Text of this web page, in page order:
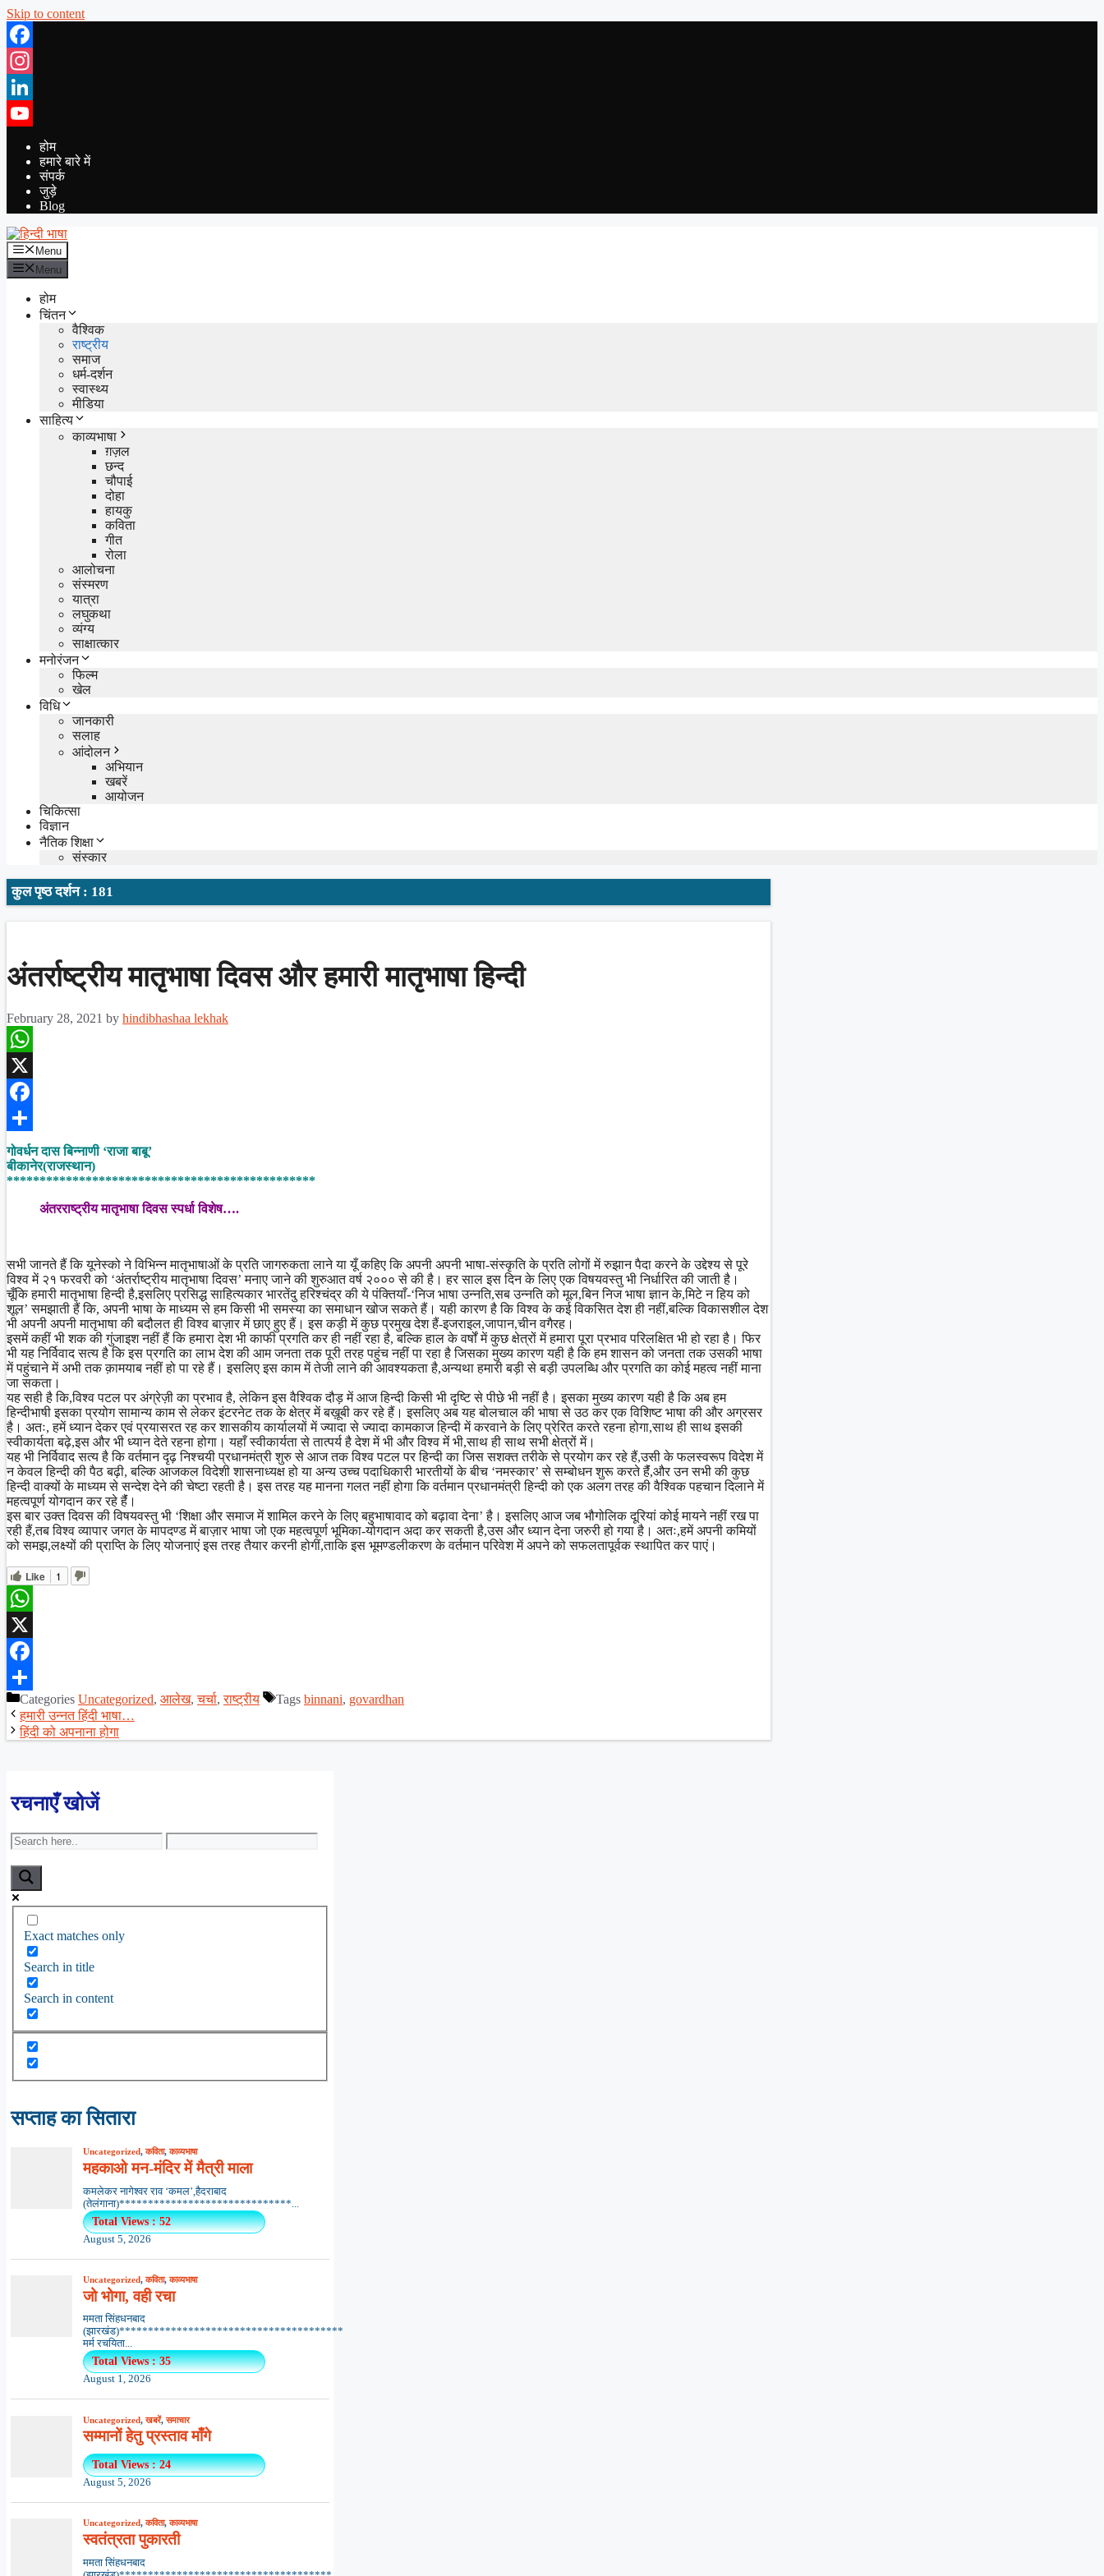
Skip to content
Facebook
Instagram
LinkedIn
YouTube
होम
हमारे बारे में
संपर्क
जुड़े
Blog
Menu
Menu
होम
चिंतन
वैश्विक
राष्ट्रीय
समाज
धर्म-दर्शन
स्वास्थ्य
मीडिया
साहित्य
काव्यभाषा
ग़ज़ल
छन्द
चौपाई
दोहा
हायकु
कविता
गीत
रोला
आलोचना
संस्मरण
यात्रा
लघुकथा
व्यंग्य
साक्षात्कार
मनोरंजन
फिल्म
खेल
विधि
जानकारी
सलाह
आंदोलन
अभियान
खबरें
आयोजन
चिकित्सा
विज्ञान
नैतिक शिक्षा
संस्कार
कुल पृष्ठ दर्शन : 181
अंतर्राष्ट्रीय मातृभाषा दिवस और हमारी मातृभाषा हिन्दी
February 28, 2021 by hindibhashaa lekhak
WhatsApp
X
Facebook
Share
गोवर्धन दास बिन्नाणी ‘राजा बाबू’
बीकानेर(राजस्थान)
***********************************************
अंतरराष्ट्रीय मातृभाषा दिवस स्पर्धा विशेष….
सभी जानते हैं कि यूनेस्को ने विभिन्न मातृभाषाओं के प्रति जागरुकता लाने या यूँ कहिए कि अपनी अपनी भाषा-संस्कृति के प्रति लोगों में रुझान पैदा करने के उद्देश्य से पूरे
विश्व में २१ फरवरी को ‘अंतर्राष्ट्रीय मातृभाषा दिवस’ मनाए जाने की शुरुआत वर्ष २००० से की है। हर साल इस दिन के लिए एक विषयवस्तु भी निर्धारित की जाती है।
चूँकि हमारी मातृभाषा हिन्दी है,इसलिए प्रसिद्ध साहित्यकार भारतेंदु हरिश्चंद्र की ये पंक्तियाँ-‘निज भाषा उन्नति,सब उन्नति को मूल,बिन निज भाषा ज्ञान के,मिटे न हिय को
शूल’ समझाती हैं कि, अपनी भाषा के माध्यम से हम किसी भी समस्या का समाधान खोज सकते हैं। यही कारण है कि विश्व के कई विकसित देश ही नहीं,बल्कि विकासशील देश
भी अपनी अपनी मातृभाषा की बदौलत ही विश्‍व बाज़ार में छाए हुए हैं। इस कड़ी में कुछ प्रमुख देश हैं-इजराइल,जापान,चीन वगैरह।
इसमें कहीं भी शक की गुंजाइश नहीं हैं कि हमारा देश भी काफी प्रगति कर ही नहीं रहा है, बल्कि हाल के वर्षों में कुछ क्षेत्रों में हमारा पूरा प्रभाव परिलक्षित भी हो रहा है। फिर
भी यह निर्विवाद सत्य है कि इस प्रगति का लाभ देश की आम जनता तक पूरी तरह पहुंच नहीं पा रहा है जिसका मुख्य कारण यही है कि हम शासन को जनता तक उसकी भाषा
में पहुंचाने में अभी तक क़ामयाब नहीं हो पा रहे हैं। इसलिए इस काम में तेजी लाने की आवश्यकता है,अन्यथा हमारी बड़ी से बड़ी उपलब्धि और प्रगति का कोई महत्व नहीं माना
जा सकता।
यह सही है कि,विश्व पटल पर अंग्रेज़ी का प्रभाव है, लेकिन इस वैश्‍विक दौड़ में आज हिन्दी किसी भी दृष्टि से पीछे भी नहीं है। इसका मुख्य कारण यही है कि अब हम
हिन्दीभाषी इसका प्रयोग सामान्य काम से लेकर इंटरनेट तक के क्षेत्र में बख़ूबी कर रहे हैं। इसलिए अब यह बोलचाल की भाषा से उठ कर एक विशिष्ट भाषा की और अग्रसर
है। अतः, हमें ध्यान देकर एवं प्रयासरत रह कर शासकीय कार्यालयों में ज्यादा से ज्यादा कामकाज हिन्दी में करवाने के लिए प्रेरित करते रहना होगा,साथ ही साथ इसकी
स्वीकार्यता बढ़े,इस और भी ध्यान देते रहना होगा। यहाँ स्वीकार्यता से तात्पर्य है देश में भी और विश्व मेंं भी,साथ ही साथ सभी क्षेत्रों में।
यह भी निर्विवाद सत्य है कि वर्तमान दृढ़ निश्चयी प्रधानमंत्री शुरु से आज तक विश्व पटल पर हिन्दी का जिस सशक्त तरीके से प्रयोग कर रहे हैं,उसी के फलस्वरूप विदेश में
न केवल हिन्दी की पैठ बढ़ी, बल्कि आजकल विदेशी शासनाध्यक्ष हो या अन्य उच्च पदाधिकारी भारतीयों के बीच ‘नमस्कार’ से सम्बोधन शुरू करते हैंं,और उन सभी की कुछ
हिन्दी वाक्यों के माध्यम से सन्देश देने की चेष्टा रहती है। इस तरह यह मानना गलत नहीं होगा कि वर्तमान प्रधानमंत्री हिन्दी को एक अलग तरह की वैश्विक पहचान दिलाने में
महत्वपूर्ण योगदान कर रहे हैंं।
इस बार उक्त दिवस की विषयवस्तु भी ‘शिक्षा और समाज में शामिल करने के लिए बहुभाषावाद को बढ़ावा देना’ है। इसलिए आज जब भौगोलिक दूरियां कोई मायने नहीं रख पा
रही हैं,तब विश्व व्यापार जगत के मापदण्ड में बाज़ार भाषा जो एक महत्वपूर्ण भूमिका-योगदान अदा कर सकती है,उस और ध्यान देना जरुरी हो गया है। अतः,हमें अपनी कमियों
को समझ,लक्ष्यों की प्राप्ति के लिए योजनाएं इस तरह तैयार करनी होगीं,ताकि इस भूमण्डलीकरण के वर्तमान परिवेश में अपने को सफलतापूर्वक स्थापित कर पाएं।
Like 1
WhatsApp
X
Facebook
ShareCategories Uncategorized, आलेख,चर्चा,राष्ट्रीय Tags binnani, govardhan
हमारी उन्नत हिंदी भाषा…
हिंदी को अपनाना होगा
रचनाएँ खोजें
Exact matches only
Search in title
Search in content
सप्ताह का सितारा
Uncategorized,कविता,काव्यभाषा
महकाओ मन-मंदिर में मैत्री माला
कमलेकर नागेश्वर राव ‘कमल’,हैदराबाद
(तेलंगाना)******************************...
Total Views : 52
August 5, 2026
Uncategorized,कविता,काव्यभाषा
जो भोगा, वही रचा
ममता सिंहधनबाद
(झारखंड)***************************************
मर्म रचयिता...
Total Views : 35
August 1, 2026
Uncategorized,खबरें,समाचार
सम्मानों हेतु प्रस्ताव माँगे
Total Views : 24
August 5, 2026
Uncategorized,कविता,काव्यभाषा
स्वतंत्रता पुकारती
ममता सिंहधनबाद